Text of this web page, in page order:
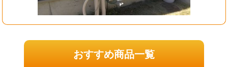
おすすめ商品一覧